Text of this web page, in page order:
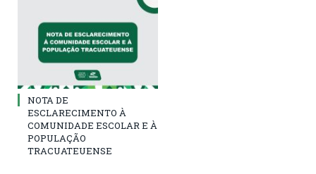
NOTA DE
ESCLARECIMENTO À
COMUNIDADE ESCOLAR E À
POPULAÇÃO
TRACUATEUENSE